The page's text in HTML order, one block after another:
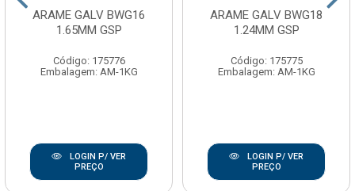
ARAME GALV BWG16
1.65MM GSP
Código: 175776
Embalagem: AM-1KG
LOGIN P/ VER
PREÇO
ARAME GALV BWG18
1.24MM GSP
Código: 175775
Embalagem: AM-1KG
LOGIN P/ VER
PREÇO